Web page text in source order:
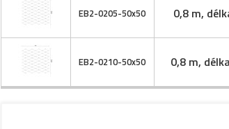
EB2-0205-50x50 0,8 m,
EB2-0210-50x50 0,8 m,